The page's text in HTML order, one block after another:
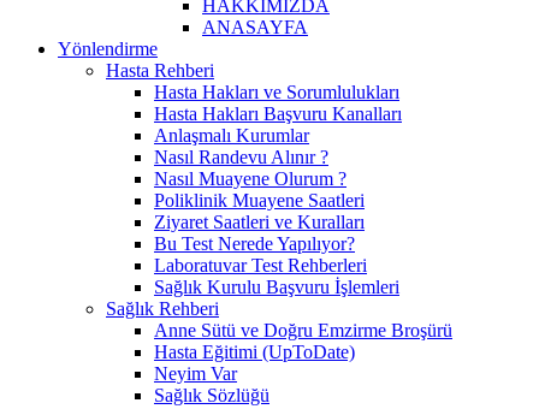
HAKKIMIZDA
ANASAYFA
Yönlendirme
Hasta Rehberi
Hasta Hakları ve Sorumlulukları
Hasta Hakları Başvuru Kanalları
Anlaşmalı Kurumlar
Nasıl Randevu Alınır ?
Nasıl Muayene Olurum ?
Poliklinik Muayene Saatleri
Ziyaret Saatleri ve Kuralları
Bu Test Nerede Yapılıyor?
Laboratuvar Test Rehberleri
Sağlık Kurulu Başvuru İşlemleri
Sağlık Rehberi
Anne Sütü ve Doğru Emzirme Broşürü
Hasta Eğitimi (UpToDate)
Neyim Var
Sağlık Sözlüğü